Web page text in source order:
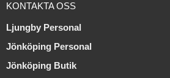
KONTAKTA OSS
Ljungby Personal
Jönköping Personal
Jönköping Butik